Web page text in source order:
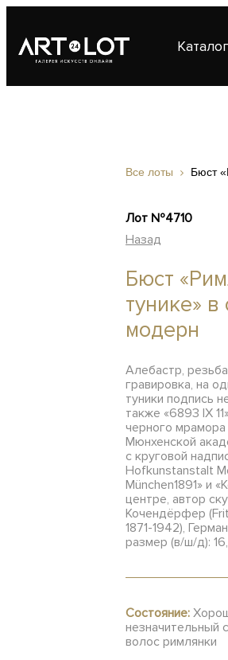
Все лоты Бюст
Лот №4710
Назад
Бюст
тунике» в
модерн
Алебастр,
гравировка, на
туники подпись
также «6893 IX
черного
Мюнхенской
с круговой
Hofkunstanstalt
München1891» и
центре, автор
Кочендёрфер
1871-1942),
размер (в/ш/д):
Состояние:
незначительный
волос римлянки